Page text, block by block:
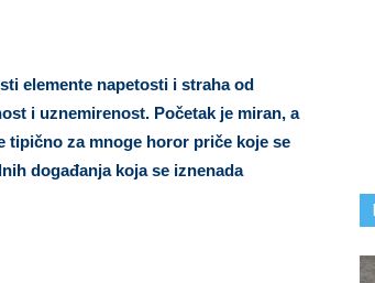
elemente napetosti i straha od
i uznemirenost. Početak je miran, a
za mnoge horor priče koje se
događanja koja se iznenada